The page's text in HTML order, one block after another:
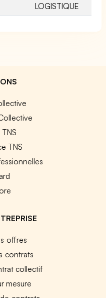
LOGISTIQUE
TNS
offres
contrats
collectif
mesure